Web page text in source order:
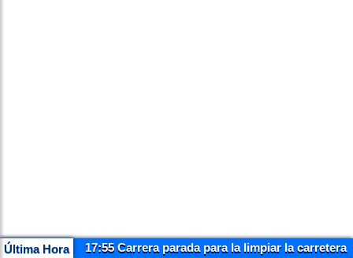
Última Hora 17:55 Carrera parada para la limpiar la carretera